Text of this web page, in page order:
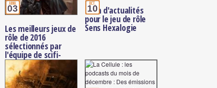
janv.
03
Les meilleurs jeux de
rôle de 2016
sélectionnés par
l'équipe de scifi-
universe
oct.
10
Plein d'actualités
pour le jeu de rôle
Sens Hexalogie